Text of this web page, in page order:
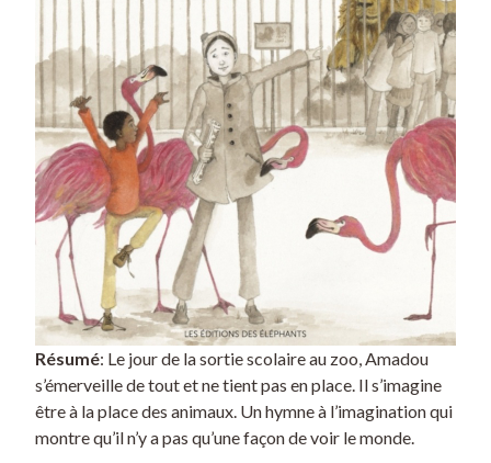
Résumé: Le jour de la sortie scolaire au zoo, Amadou
s’émerveille de tout et ne tient pas en place. Il s’imagine
être à la place des animaux. Un hymne à l’imagination qui
montre qu’il n’y a pas qu’une façon de voir le monde.